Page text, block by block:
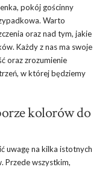
pokój gościnny
Warto
oraz nad tym, jakie
Każdy z nas ma swoje
oraz zrozumienie
w której będziemy
kolorów do
uwagę na kilka istotnych
Przede wszystkim,